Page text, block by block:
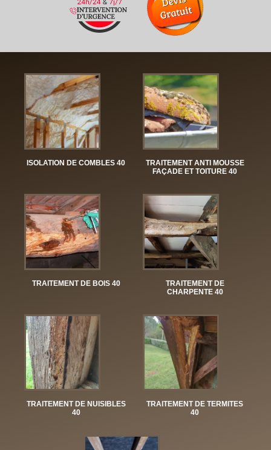
ISOLATION DE COMBLES 40
TRAITEMENT ANTI MOUSSE
FAÇADE ET TOITURE 40
TRAITEMENT DE BOIS 40
TRAITEMENT DE
CHARPENTE 40
TRAITEMENT DE NUISIBLES
40
TRAITEMENT DE TERMITES
40